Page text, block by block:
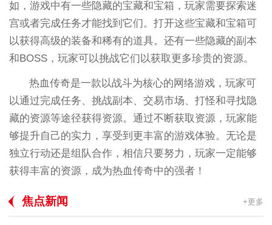
如，游戏中有一些隐藏的宝藏和宝箱，玩家需要探索迷
宫或者完成任务才能找到它们。打开这些宝藏和宝箱可
以获得高级的装备和稀有的道具。还有一些隐藏的副本
和BOSS，玩家可以挑战它们以获取更多珍贵的资源。
热血传奇是一款以战斗为核心的网络游戏，玩家可
以通过完成任务、挑战副本、交易市场、打怪和寻找隐
藏的资源等途径获得资源。通过不断获取资源，玩家能
够提升自己的实力，享受到更丰富的游戏体验。无论是
独立行动还是组队合作，相信只要努力，玩家一定能够
获得丰富的资源，成为热血传奇中的强者！
焦点新闻 +更多